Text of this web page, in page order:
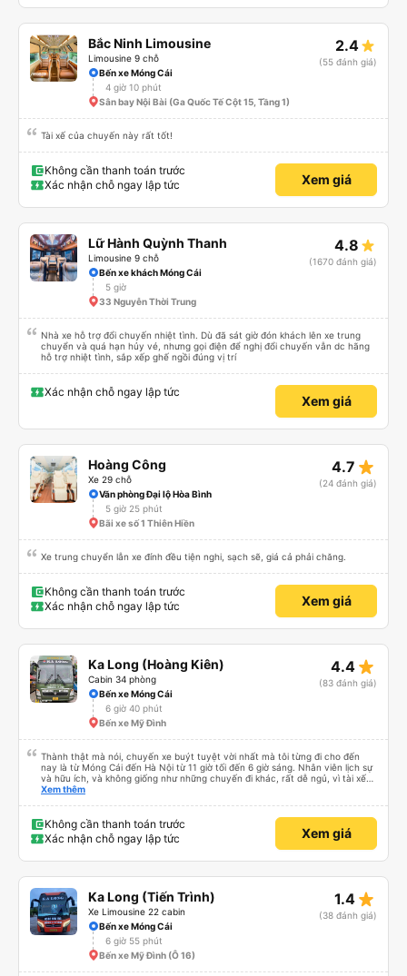
Bắc Ninh Limousine
Limousine 9 chỗ
2.4
(55 đánh giá)
Bến xe Móng Cái
4 giờ 10 phút
Sân bay Nội Bài (Ga Quốc Tế Cột 15, Tầng 1)
Tài xế của chuyến này rất tốt!
Không cần thanh toán trước
Xác nhận chỗ ngay lập tức
Xem giá
Lữ Hành Quỳnh Thanh
Limousine 9 chỗ
4.8
(1670 đánh giá)
Bến xe khách Móng Cái
5 giờ
33 Nguyễn Thời Trung
Nhà xe hỗ trợ đổi chuyến nhiệt tình. Dù đã sát giờ đón khách lên xe trung
chuyển và quá hạn hủy vé, nhưng gọi điện để nghị đổi chuyến vẫn dc hãng
hỗ trợ nhiệt tình, sắp xếp ghế ngồi đúng vị trí
Xác nhận chỗ ngay lập tức
Xem giá
Hoàng Công
Xe 29 chỗ
4.7 star_rate
(24 đánh giá)
Văn phòng Đại lộ Hòa Bình
5 giờ 25 phút
Bãi xe số 1 Thiên Hiền
Xe trung chuyển lẫn xe đính đều tiện nghi, sạch sẽ, giá cả phải chăng.
Không cần thanh toán trước
Xác nhận chỗ ngay lập tức
Xem giá
Ka Long (Hoàng Kiên)
Cabin 34 phòng
4.4 star_rate
(83 đánh giá)
Bến xe Móng Cái
6 giờ 40 phút
Bến xe Mỹ Đình
Thành thật mà nói, chuyến xe buýt tuyệt vời nhất mà tôi từng đi cho đến
nay là từ Móng Cái đến Hà Nội từ 11 giờ tối đến 6 giờ sáng. Nhân viên lịch sự
và hữu ích, và không giống như những chuyến đi khác, rất dễ ngủ, vì tài xế
không liên tục bóp còi. Tôi thức dậy lúc 4:30 sáng để kịp đi vệ sinh, và các
giày và ba lô của mình. Cổng USB hoạt động và với gói cước 8 gb/ngày của
Viettel, tôi có rất nhiều thứ để giải trí. Nước được cung cấp và điểm trừ thực
sự duy nhất là một bà cô ồn ào đang nói chuyện điện thoại. (không có nhiều
Xem thêm
Không cần thanh toán trước
Xác nhận chỗ ngay lập tức
Xem giá
Ka Long (Tiến Trình)
Xe Limousine 22 cabin
1.4 star_rate
(38 đánh giá)
Bến xe Móng Cái
6 giờ 55 phút
Bến xe Mỹ Đình (Ô 16)